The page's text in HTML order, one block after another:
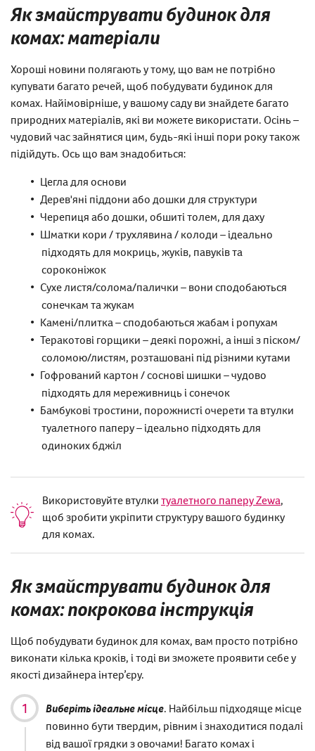
Як змайструвати будинок для
комах: матеріали
Хороші новини полягають у тому, що вам не потрібно
купувати багато речей, щоб побудувати будинок для
комах. Найімовірніше, у вашому саду ви знайдете багато
природних матеріалів, які ви можете використати. Осінь –
чудовий час зайнятися цим, будь-які інші пори року також
підійдуть. Ось що вам знадобиться:
Цегла для основи
Дерев'яні піддони або дошки для структури
Черепиця або дошки, обшиті толем, для даху
Шматки кори / трухлявина / колоди – ідеально
підходять для мокриць, жуків, павуків та
сороконіжок
Сухе листя/солома/палички – вони сподобаються
сонечкам та жукам
Камені/плитка – сподобаються жабам і ропухам
Теракотові горщики – деякі порожні, а інші з піском/
соломою/листям, розташовані під різними кутами
Гофрований картон / соснові шишки – чудово
підходять для мереживниць і сонечок
Бамбукові тростини, порожнисті очерети та втулки
туалетного паперу – ідеально підходять для
одиноких бджіл
Використовуйте втулки туалетного паперу Zewa,
щоб зробити укріпити структуру вашого будинку
для комах.
Як змайструвати будинок для
комах: покрокова інструкція
Щоб побудувати будинок для комах, вам просто потрібно
виконати кілька кроків, і тоді ви зможете проявити себе у
якості дизайнера інтер’єру.
Виберіть ідеальне місце. Найбільш підходяще місце
повинно бути твердим, рівним і знаходитися подалі
від вашої грядки з овочами! Багато комах і